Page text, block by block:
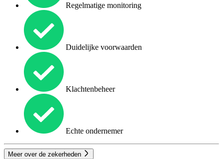
Regelmatige monitoring
Duidelijke voorwaarden
Klachtenbeheer
Echte ondernemer
Meer over de zekerheden